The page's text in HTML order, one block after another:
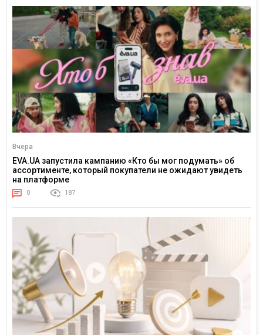
Вчера
EVA.UA запустила кампанию «Кто бы мог подумать» об
ассортименте, который покупатели не ожидают увидеть
на платформе
0 187